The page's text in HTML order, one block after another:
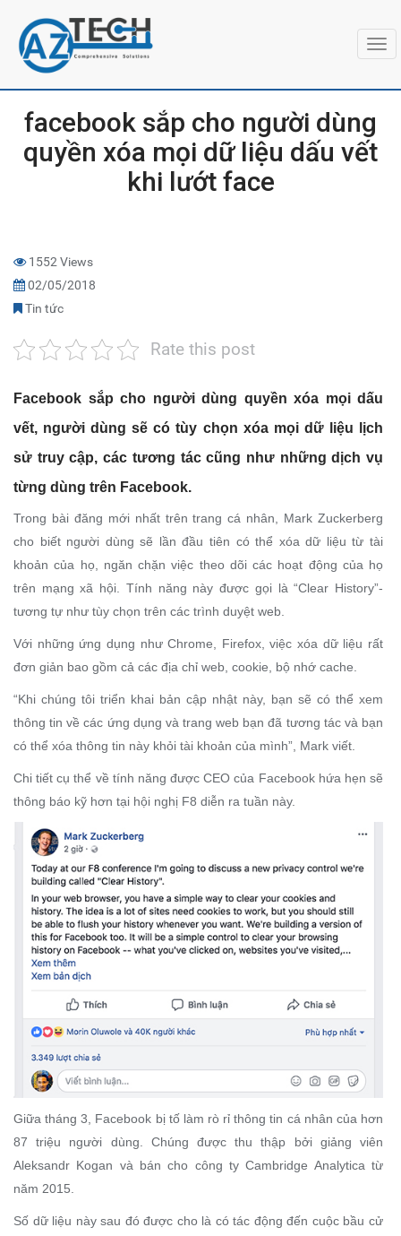
facebook sắp cho người dùng
quyền xóa mọi dữ liệu dấu vết
khi lướt face
1552 Views
02/05/2018
Tin tức
Rate this post
Facebook sắp cho người dùng quyền xóa mọi dấu
vết, người dùng sẽ có tùy chọn xóa mọi dữ liệu lịch
sử truy cập, các tương tác cũng như những dịch vụ
từng dùng trên Facebook.
Trong bài đăng mới nhất trên trang cá nhân, Mark Zuckerberg
cho biết người dùng sẽ lần đầu tiên có thể xóa dữ liệu từ tài
khoản của họ, ngăn chặn việc theo dõi các hoạt động của họ
trên mạng xã hội. Tính năng này được gọi là “Clear History”-
tương tự như tùy chọn trên các trình duyệt web.
Với những ứng dụng như Chrome, Firefox, việc xóa dữ liệu rất
đơn giản bao gồm cả các địa chỉ web, cookie, bộ nhớ cache.
“Khi chúng tôi triển khai bản cập nhật này, bạn sẽ có thể xem
thông tin về các ứng dụng và trang web bạn đã tương tác và bạn
có thể xóa thông tin này khỏi tài khoản của mình”, Mark viết.
Chi tiết cụ thể về tính năng được CEO của Facebook hứa hẹn sẽ
thông báo kỹ hơn tại hội nghị F8 diễn ra tuần này.
Giữa tháng 3, Facebook bị tố làm rò rỉ thông tin cá nhân của hơn
87 triệu người dùng. Chúng được thu thập bởi giảng viên
Aleksandr Kogan và bán cho công ty Cambridge Analytica từ
năm 2015.
Số dữ liệu này sau đó được cho là có tác động đến cuộc bầu cử